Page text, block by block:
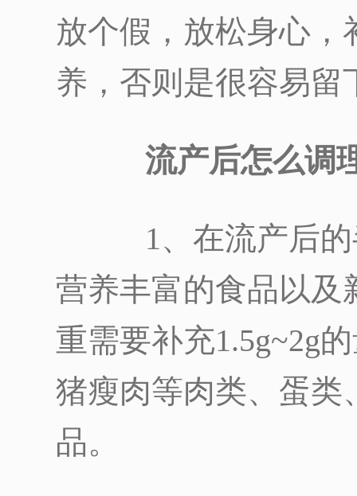
放个假，放松身心，
养，否则是很容易留
流产后怎么调
1、在流产后的
营养丰富的食品以及
重需要补充1.5g~2g
猪瘦肉等肉类、蛋类
品。